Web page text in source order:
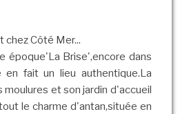
chez Côté Mer...
époque'La Brise',encore dans
fait un lieu authentique.La
moulures et son jardin d'accueil
le charme d'antan,située en